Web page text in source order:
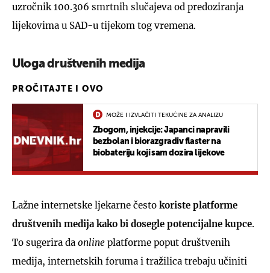
uzročnik 100.306 smrtnih slučajeva od predoziranja
lijekovima u SAD-u tijekom tog vremena.
Uloga društvenih medija
PROČITAJTE I OVO
MOŽE I IZVLAČITI TEKUĆINE ZA ANALIZU
Zbogom, injekcije: Japanci napravili
bezbolan i biorazgradiv flaster na
biobateriju koji sam dozira lijekove
Lažne internetske ljekarne često koriste platforme
društvenih medija kako bi dosegle potencijalne kupce.
To sugerira da online platforme poput društvenih
medija, internetskih foruma i tražilica trebaju učiniti